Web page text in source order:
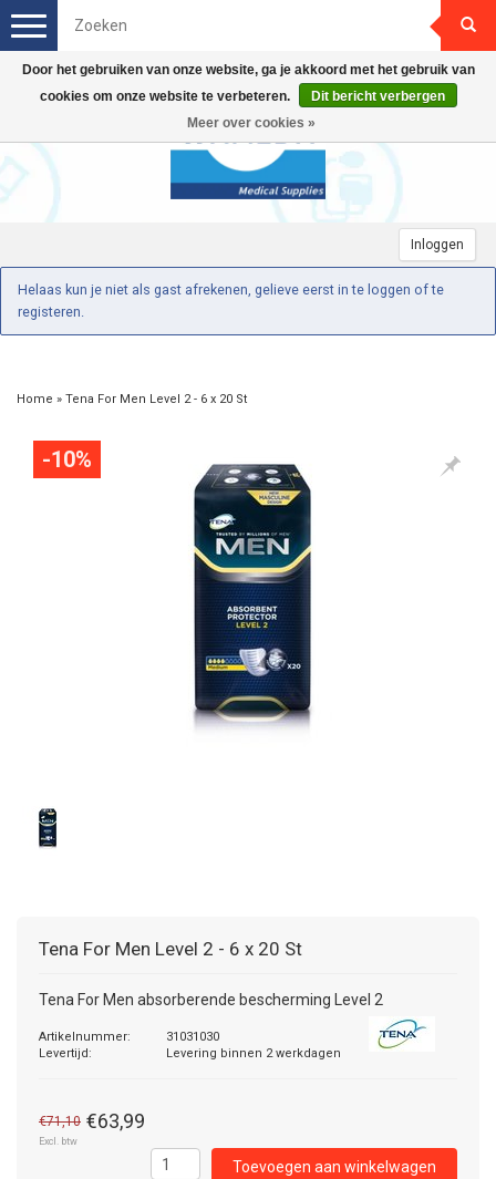
Inloggen
Toggle
Helaas kun je niet als gast afrekenen, gelieve eerst in te loggen of te
registeren.
Home » Tena For Men Level 2 - 6 x 20 St
-10%
Tena For Men Level 2 - 6 x 20 St
Tena For Men absorberende bescherming Level 2
Artikelnummer:
31031030
Levertijd:
Levering binnen 2 werkdagen
€71,10 €63,99
Excl. btw
Toevoegen aan winkelwagen
Door het gebruiken van onze website, ga je akkoord met het gebruik van
cookies om onze website te verbeteren.
Dit bericht verbergen
Meer over cookies »